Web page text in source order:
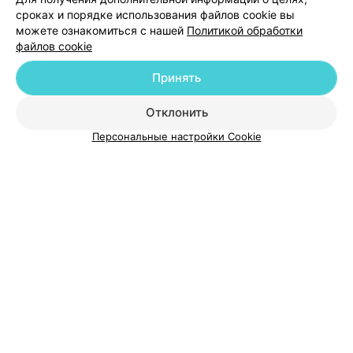
О проекте Новости проекта
Размещение рекламы
Медицинский маркетинг
Публичный договор
Пользовательское соглашение
Способы оплаты
сроках и порядке использования файлов cookie вы
можете ознакомиться с нашей Политикой обработки
файлов cookie
Отклонить
Принять
Персональные настройки Cookie